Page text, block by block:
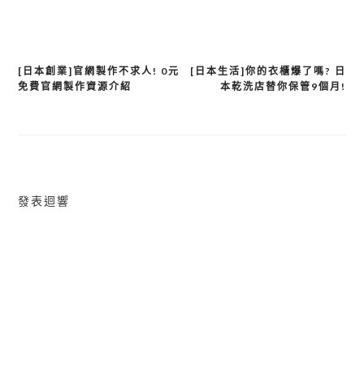
文
[日本生活]你的衣櫃爆了嗎? 日
本乾洗店替你保管9個月!
[日本創業]官網製作不求人! 0元
免費官網製作資源介紹
發表迴響